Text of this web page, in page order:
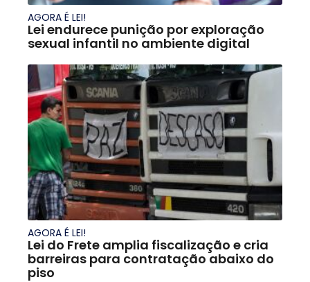
AGORA É LEI!
Lei endurece punição por exploração
sexual infantil no ambiente digital
AGORA É LEI!
Lei do Frete amplia fiscalização e cria
barreiras para contratação abaixo do
piso